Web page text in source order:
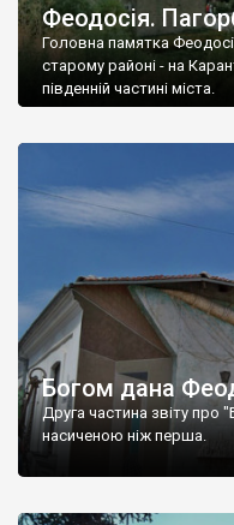
Феодосія.
Головна памятка
старому районі - на
південній частині міста.
Богом дана
Друга частина звіту
насиченою ніж перша.